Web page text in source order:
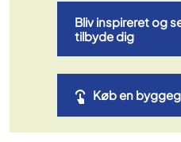
Bliv inspireret og
tilbyde dig
Køb en